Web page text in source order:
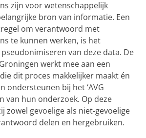
zijn voor wetenschappelijk
bron van informatie. Een
om verantwoord met
te kunnen werken, is het
van deze data. De
werkt mee aan een
dit proces makkelijker maakt én
ondersteunen bij het ‘AVG
van hun onderzoek. Op deze
zowel gevoelige als niet-gevoelige
delen en hergebruiken.